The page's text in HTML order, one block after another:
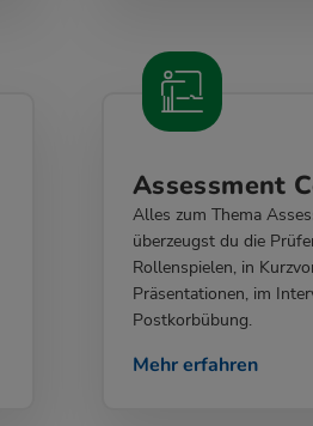
Assessment
Alles zum Thema
überzeugst du die
Rollenspielen, in
Präsentationen, im
Postkorbübung.
Mehr erfahren